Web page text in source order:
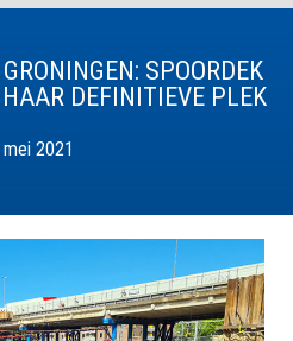
SPOORDEK
DEFINITIEVE PLEK
2021